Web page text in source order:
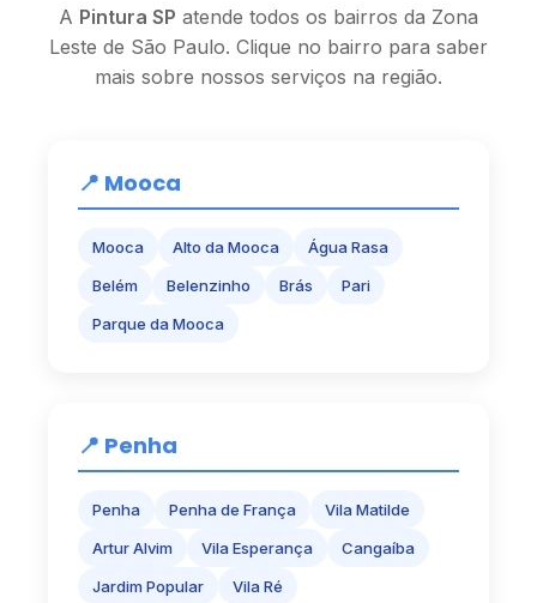
A Pintura SP atende todos os bairros da Zona
Leste de São Paulo. Clique no bairro para saber
mais sobre nossos serviços na região.
📍 Mooca
Mooca Alto da Mooca
Água Rasa
Belém
Belenzinho Brás
Pari
Parque da Mooca
📍 Penha
Penha Penha de França
Vila Matilde
Artur Alvim
Vila Esperança
Cangaíba
Jardim Popular
Vila Ré